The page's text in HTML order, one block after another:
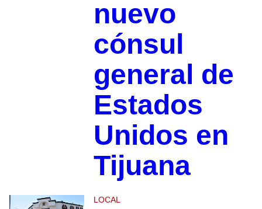
nuevo
cónsul
general de
Estados
Unidos en
Tijuana
LOCAL